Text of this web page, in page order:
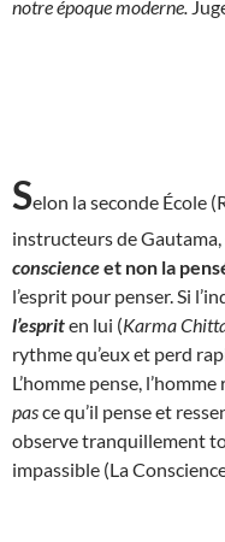
notre époque moderne.
Selon la seconde École
instructeurs de
conscienceet non la
l’esprit pour penser. Si
l’espriten lui (Karma
rythme qu’eux et perd
L’homme pense,
pasce qu’il pense et
observe tranquillement
impassible (La